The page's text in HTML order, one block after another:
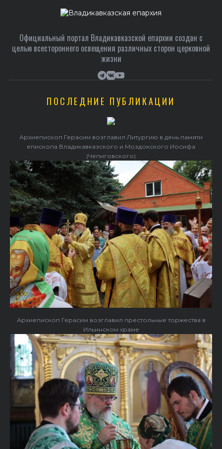
Официальный портал Владикавказской епархии создан c
целью всестороннего освещения различных сторон церковной
жизни
ПОСЛЕДНИЕ ПУБЛИКАЦИИ
Архиепископ Герасим возглавил Литургию в день памяти
епископа Владикавказского и Моздокского Иосифа
(Чепиговского)
Архиепископ Герасим возглавил престольные торжества в
Ильинском храме